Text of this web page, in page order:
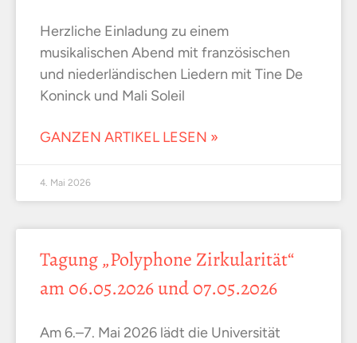
Herzliche Einladung zu einem
musikalischen Abend mit französischen
und niederländischen Liedern mit Tine De
Koninck und Mali Soleil
GANZEN ARTIKEL LESEN »
4. Mai 2026
Tagung „Polyphone Zirkularität“
am 06.05.2026 und 07.05.2026
Am 6.–7. Mai 2026 lädt die Universität